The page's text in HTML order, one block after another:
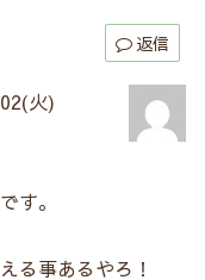
返信
火)
す。
る事あるやろ！